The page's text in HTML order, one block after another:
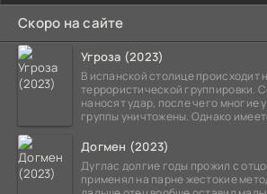
Скоро на сайте
Угроза (2023)
В испанской столице происходит
террористической группировки.
наносят удар, после чего многие
группы уничтожены. Однако
Догмен (2023)
Дуглас долгие годы прожил с
применял на парне жестокие